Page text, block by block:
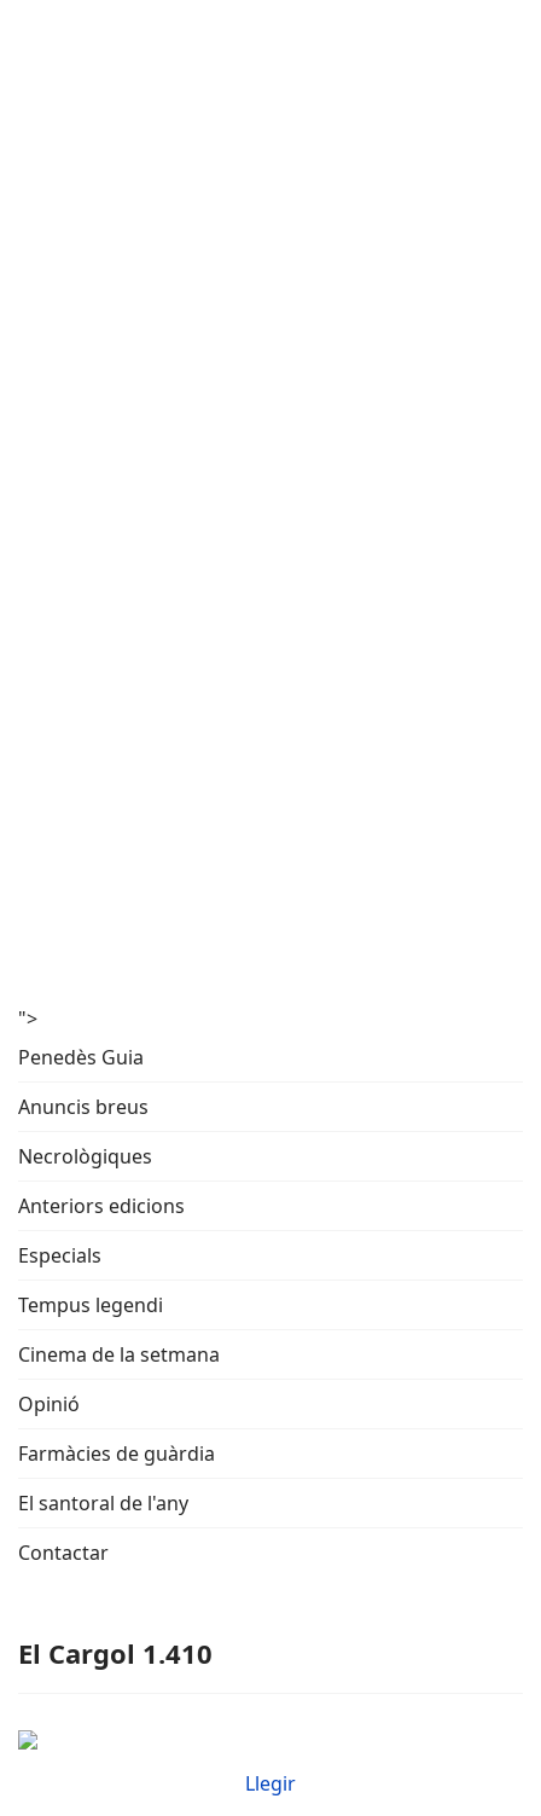
">
Penedès Guia
Anuncis breus
Necrològiques
Anteriors edicions
Especials
Tempus legendi
Cinema de la setmana
Opinió
Farmàcies de guàrdia
El santoral de l'any
Contactar
El Cargol 1.410
Llegir